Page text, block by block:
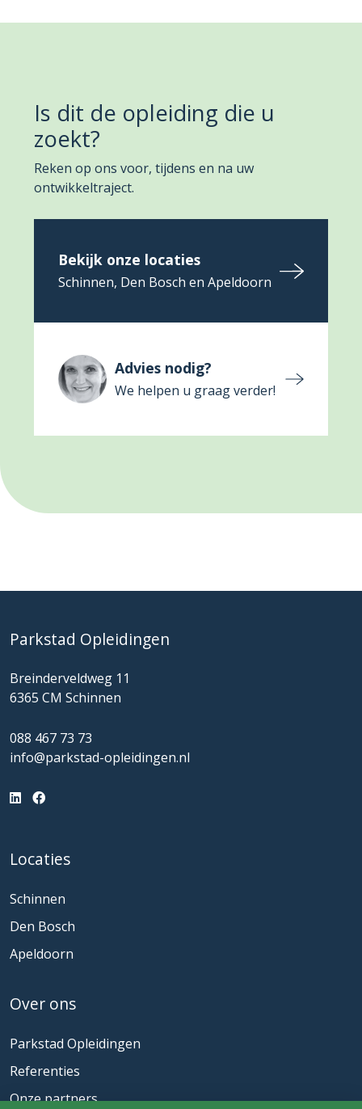
Is dit de opleiding die u
zoekt?
Reken op ons voor, tijdens en na uw
ontwikkeltraject.
Bekijk onze locaties
Schinnen, Den Bosch en Apeldoorn
Advies nodig?
We helpen u graag verder!
Parkstad Opleidingen
Breinderveldweg 11
6365 CM Schinnen
088 467 73 73
info@parkstad-opleidingen.nl
Locaties
Schinnen
Den Bosch
Apeldoorn
Over ons
Parkstad Opleidingen
Referenties
Onze partners